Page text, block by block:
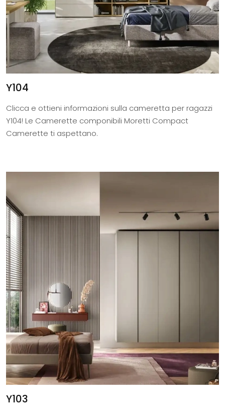
Y104
Clicca e ottieni informazioni sulla cameretta per ragazzi
Y104! Le Camerette componibili Moretti Compact
Camerette ti aspettano.
Y103